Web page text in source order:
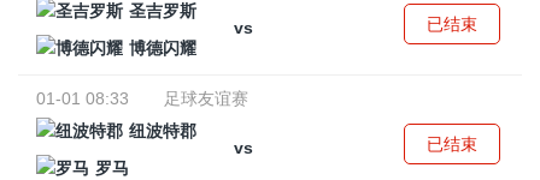
圣吉罗斯
vs
博德闪耀
已结束
01-01 08:33
足球友谊赛
纽波特郡
vs
罗马
已结束